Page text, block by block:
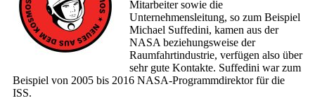
Mitarbeiter sowie die
Unternehmensleitung, so zum Beispiel
Michael Suffedini, kamen aus der
NASA beziehungsweise der
Raumfahrtindustrie, verfügen also über
sehr gute Kontakte. Suffedini war zum
Beispiel von 2005 bis 2016 NASA-Programmdirektor für die
ISS.